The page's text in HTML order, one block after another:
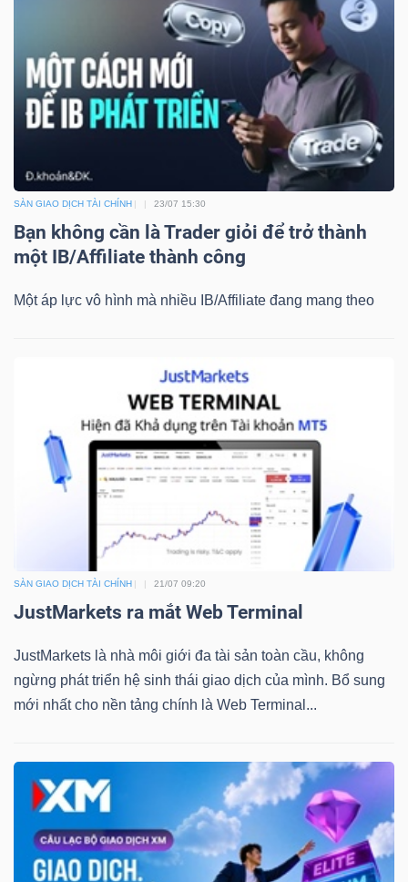
SÀN GIAO DỊCH TÀI CHÍNH 23/07 15:30
Bạn không cần là Trader giỏi để trở thành
một IB/Affiliate thành công
Một áp lực vô hình mà nhiều IB/Affiliate đang mang theo
SÀN GIAO DỊCH TÀI CHÍNH 21/07 09:20
JustMarkets ra mắt Web Terminal
JustMarkets là nhà môi giới đa tài sản toàn cầu, không
ngừng phát triển hệ sinh thái giao dịch của mình. Bổ sung
mới nhất cho nền tảng chính là Web Terminal...
(-)
Tất cả Cổ phiếu Chỉ số Chứng chỉ quỹ
đạo
(-)
Tất cả Người nội bộ Người liên quan
Tin
viết
của
cáo
tích
(-)
ngữ
(-)
Dịch